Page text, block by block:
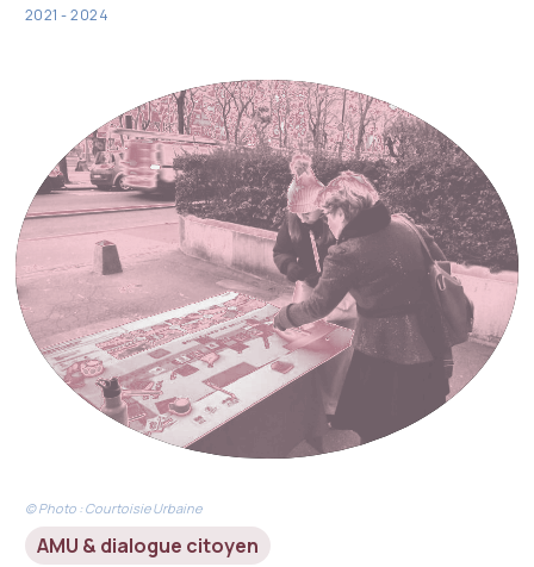
2021 - 2024
© Photo : Courtoisie Urbaine
AMU & dialogue citoyen